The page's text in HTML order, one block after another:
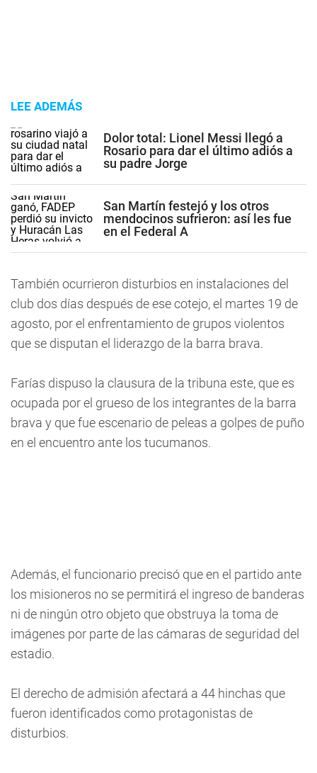
LEE ADEMÁS
Dolor total: Lionel Messi llegó a
Rosario para dar el último adiós a
su padre Jorge
San Martín festejó y los otros
mendocinos sufrieron: así les fue
en el Federal A
También ocurrieron disturbios en instalaciones del
club dos días después de ese cotejo, el martes 19 de
agosto, por el enfrentamiento de grupos violentos
que se disputan el liderazgo de la barra brava.
Farías dispuso la clausura de la tribuna este, que es
ocupada por el grueso de los integrantes de la barra
brava y que fue escenario de peleas a golpes de puño
en el encuentro ante los tucumanos.
Además, el funcionario precisó que en el partido ante
los misioneros no se permitirá el ingreso de banderas
ni de ningún otro objeto que obstruya la toma de
imágenes por parte de las cámaras de seguridad del
estadio.
El derecho de admisión afectará a 44 hinchas que
fueron identificados como protagonistas de
disturbios.